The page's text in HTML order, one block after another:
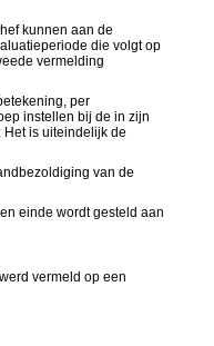
kunnen aan de
die volgt op
vermelding
per
instellen bij de in zijn
is uiteindelijk de
van de
einde wordt gesteld aan
vermeld op een